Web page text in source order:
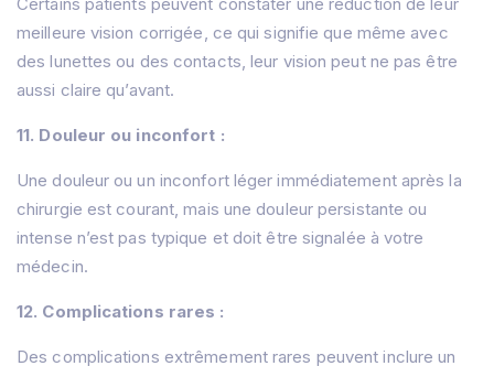
meilleure vision corrigée, ce qui signifie que même avec
des lunettes ou des contacts, leur vision peut ne pas être
aussi claire qu’avant.
11. Douleur ou inconfort :
Une douleur ou un inconfort léger immédiatement après la
chirurgie est courant, mais une douleur persistante ou
intense n’est pas typique et doit être signalée à votre
médecin.
12. Complications rares :
Des complications extrêmement rares peuvent inclure un